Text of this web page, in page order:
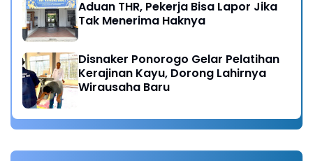
Aduan THR, Pekerja Bisa Lapor Jika
Tak Menerima Haknya
Disnaker Ponorogo Gelar Pelatihan
Kerajinan Kayu, Dorong Lahirnya
Wirausaha Baru